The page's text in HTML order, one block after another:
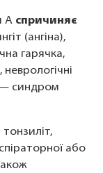
A спричиняє
(ангіна),
гарячка,
— синдром
або